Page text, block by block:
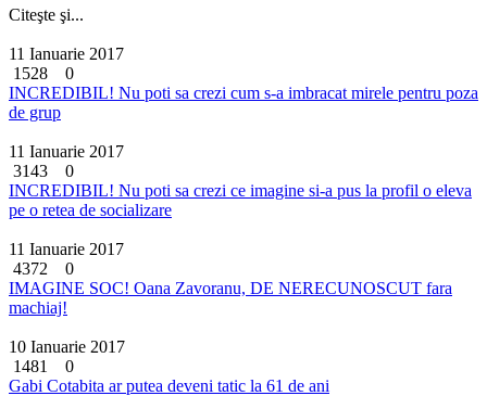
Citeşte şi...
11 Ianuarie 2017
1528
0
INCREDIBIL! Nu poti sa crezi cum s-a imbracat mirele pentru poza
de grup
11 Ianuarie 2017
3143
0
INCREDIBIL! Nu poti sa crezi ce imagine si-a pus la profil o eleva
pe o retea de socializare
11 Ianuarie 2017
4372
0
IMAGINE SOC! Oana Zavoranu, DE NERECUNOSCUT fara
machiaj!
10 Ianuarie 2017
1481
0
Gabi Cotabita ar putea deveni tatic la 61 de ani